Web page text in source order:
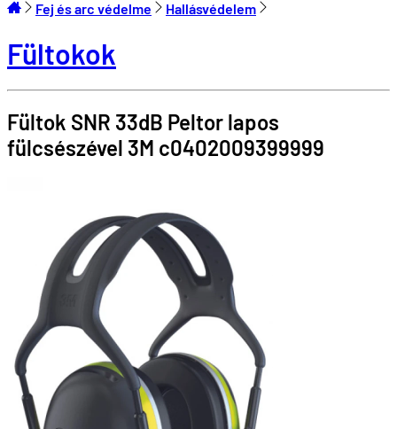
Fej és arc védelme Hallásvédelem
Fültokok
Fültok SNR 33dB Peltor lapos
fülcsészével 3M c0402009399999